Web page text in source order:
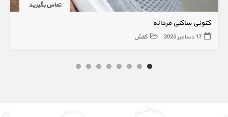
تماس بگیرید
کتونی ساکنی مردانه
17 دسامبر 2025 کفش